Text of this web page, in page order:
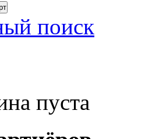
поиск
пуста